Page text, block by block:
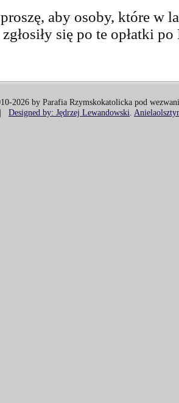
aby osoby, które w
zgłosiły się po te opłatki
2026 by Parafia Rzymskokatolicka pod
| Designed by: Jędrzej Lewandowski